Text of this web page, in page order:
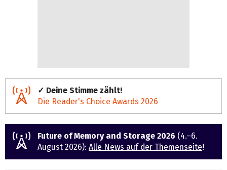
✓ Deine Stimme zählt!
Die Reader's Choice Awards 2026
Future of Memory and Storage 2026 (4.–6.
August 2026): Alle News auf der Themenseite!